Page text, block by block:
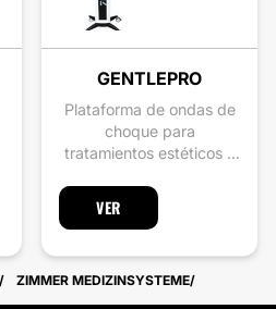
GENTLEPRO
Plataforma de ondas de
choque para
tratamientos estéticos y
VER
ZIMMER MEDIZINSYSTEME